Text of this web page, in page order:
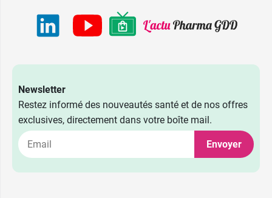
6,99 €
Newsletter
Restez informé des nouveautés santé et de nos offres
exclusives, directement dans votre boîte mail.
Envoyer